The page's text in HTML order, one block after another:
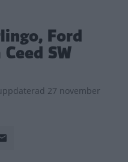
Ford
SW
27 november